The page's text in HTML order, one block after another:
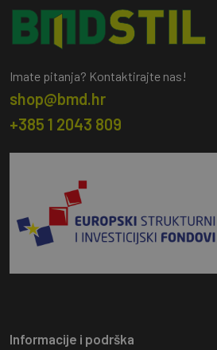
Imate pitanja? Kontaktirajte nas!
shop@bmd.hr
+385 1 2043 809
Informacije i podrška